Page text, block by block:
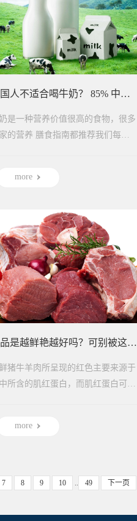
中国人不适合喝牛奶？ 85% 中国人乳糖不耐受？你误解太多年了！
是一种营养价值很高的食物，很多
养 膳食指南都推荐我们每天
more
食品是越鲜艳越好吗？可别被这种添加剂所迷惑
猪牛羊肉所呈现的红色主要来源于
所含的肌红蛋白，而肌红蛋白可以
more
7 8 9 10 .. 49 下一页